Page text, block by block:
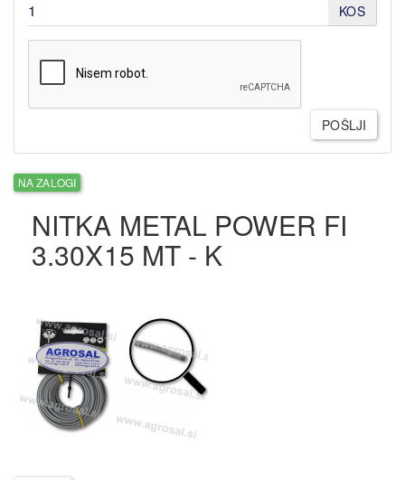
KOS
POŠLJI
NA ZALOGI
NITKA METAL POWER FI
3.30X15 MT - K